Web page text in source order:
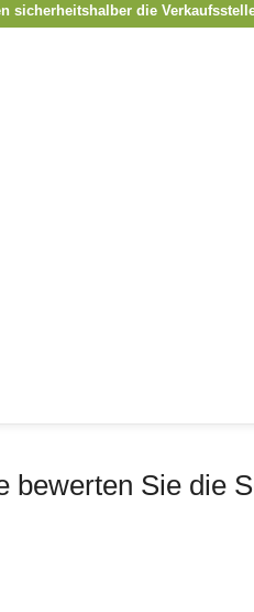
sicherheitshalber die
bewerten Sie die